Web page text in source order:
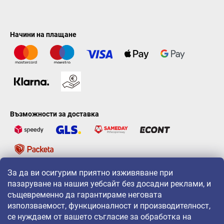
За да ви осигурим приятно изживяване при
пазаруване на нашия уебсайт без досадни реклами, и
същевременно да гарантираме неговата
използваемост, функционалност и производителност,
се нуждаем от вашето съгласие за обработка на
Начини на плащане
Възможности за доставка
LAVONIO по света